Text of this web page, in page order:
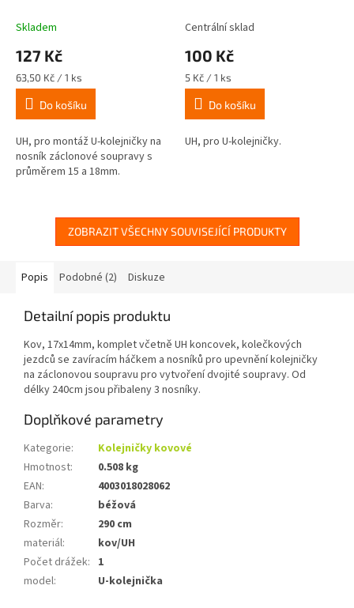
Skladem
127 Kč
Měrná
cena:
63,50 Kč / 1 ks
Do košíku
UH, pro montáž U-kolejničky na
nosník záclonové soupravy s
průměrem 15 a 18mm.
Centrální sklad
100 Kč
Měrná
cena:
5 Kč / 1 ks
Do košíku
UH, pro U-kolejničky.
ZOBRAZIT VŠECHNY SOUVISEJÍCÍ PRODUKTY
Popis Podobné (2) Diskuze
Detailní popis produktu
Kov, 17x14mm, komplet včetně UH koncovek, kolečkových
jezdců se zavíracím háčkem a nosníků pro upevnění kolejničky
na záclonovou soupravu pro vytvoření dvojité soupravy. Od
délky 240cm jsou přibaleny 3 nosníky.
Doplňkové parametry
Kategorie:
Kolejničky kovové
Hmotnost:
0.508 kg
EAN:
4003018028062
Barva:
béžová
Rozměr:
290 cm
materiál:
kov/UH
Počet drážek: 1
model: U-kolejnička